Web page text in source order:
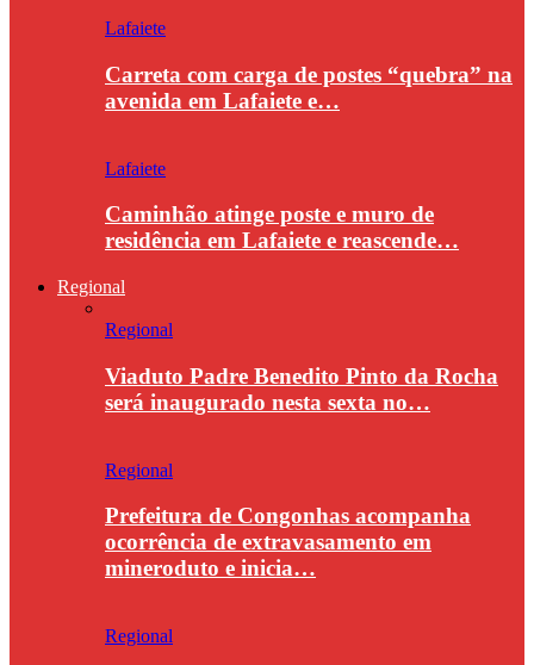
Lafaiete
Carreta com carga de postes “quebra” na
avenida em Lafaiete e…
Lafaiete
Caminhão atinge poste e muro de
residência em Lafaiete e reascende…
Regional
Regional
Viaduto Padre Benedito Pinto da Rocha
será inaugurado nesta sexta no…
Regional
Prefeitura de Congonhas acompanha
ocorrência de extravasamento em
mineroduto e inicia…
Regional